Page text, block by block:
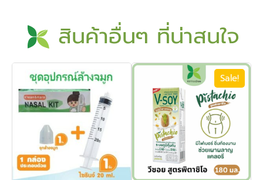
สินค้าอื่นๆ ที่น่าสนใจ
Sale!